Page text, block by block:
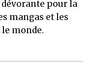
pour la
mangas et les
monde.